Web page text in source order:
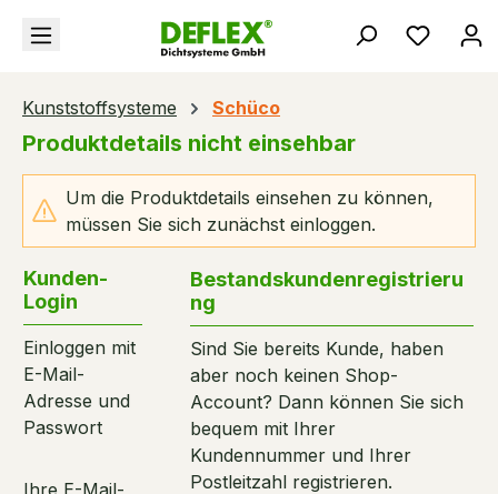
springen Du
Kunststoffsysteme Schüco
Produktdetails nicht einsehbar
Um die Produktdetails einsehen zu können,
müssen Sie sich zunächst einloggen.
Kunden-
Login
Einloggen mit
E-Mail-
Adresse und
Passwort
Ihre E-Mail-
Bestandskundenregistrieru
ng
Sind Sie bereits Kunde, haben
aber noch keinen Shop-
Account? Dann können Sie sich
bequem mit Ihrer
Kundennummer und Ihrer
Postleitzahl registrieren.